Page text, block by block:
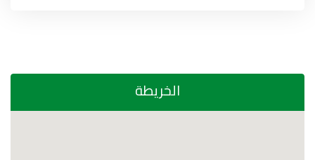
الخريطة